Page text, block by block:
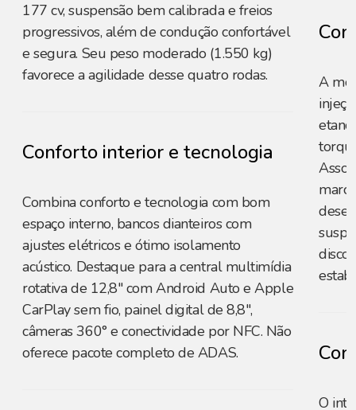
177 cv, suspensão bem calibrada e freios
progressivos, além de condução confortável
e segura. Seu peso moderado (1.550 kg)
favorece a agilidade desse quatro rodas.
Conforto interior e tecnologia
Combina conforto e tecnologia com bom
espaço interno, bancos dianteiros com
ajustes elétricos e ótimo isolamento
acústico. Destaque para a central multimídia
rotativa de 12,8" com Android Auto e Apple
CarPlay sem fio, painel digital de 8,8",
câmeras 360° e conectividade por NFC. Não
oferece pacote completo de ADAS.
A
disco
O